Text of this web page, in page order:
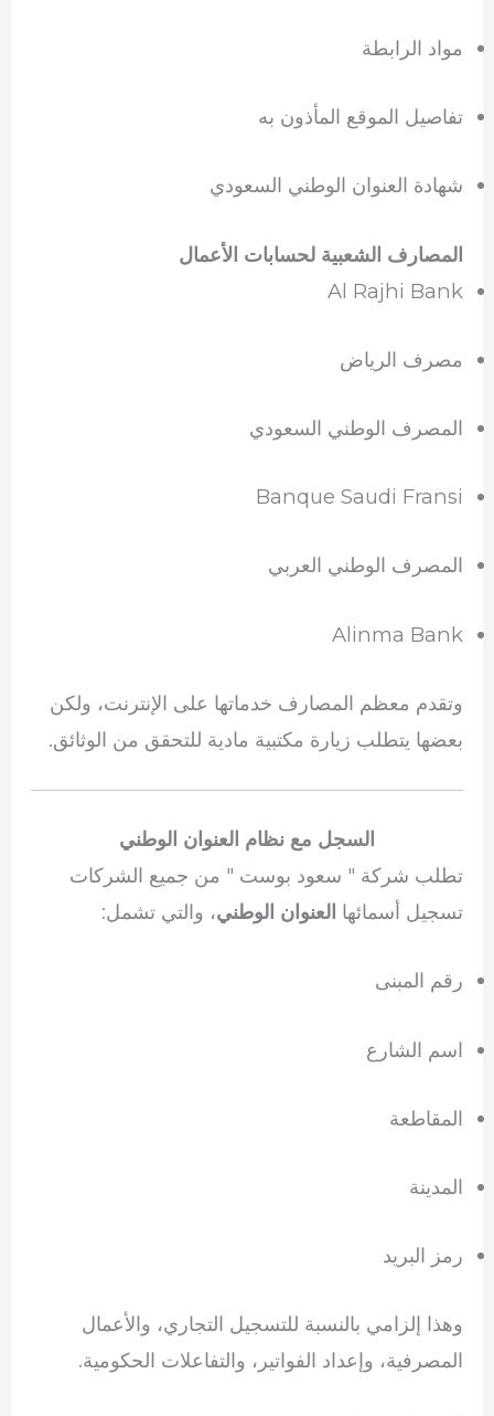
مواد الرابطة
تفاصيل الموقع المأذون به
شهادة العنوان الوطني السعودي
المصارف الشعبية لحسابات الأعمال
Al Rajhi Bank
مصرف الرياض
المصرف الوطني السعودي
Banque Saudi Fransi
المصرف الوطني العربي
Alinma Bank
وتقدم معظم المصارف خدماتها على الإنترنت، ولكن
بعضها يتطلب زيارة مكتبية مادية للتحقق من الوثائق.
السجل مع نظام العنوان الوطني
تطلب شركة " سعود بوست " من جميع الشركات
تسجيل أسمائها العنوان الوطني، والتي تشمل:
رقم المبنى
اسم الشارع
المقاطعة
المدينة
رمز البريد
وهذا إلزامي بالنسبة للتسجيل التجاري، والأعمال
المصرفية، وإعداد الفواتير، والتفاعلات الحكومية.